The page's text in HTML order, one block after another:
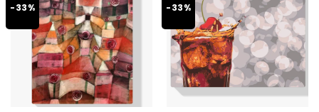
-33% -33%